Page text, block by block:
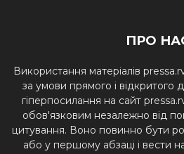
ПРО
Використання матеріалів
за умови прямого і відкритого
гіперпосилання на сайт
обов'язковим незалежно від
цитування. Воно повинно бути
або у першому абзаці і вести